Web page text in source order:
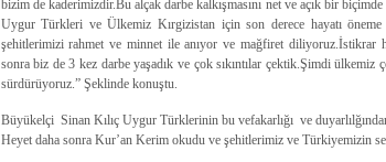
bizim de kaderimizdir.Bu alçak darbe kalkışmasını net ve açık bir
Uygur Türkleri ve Ülkemiz Kırgizistan için son derece hayatı öneme
şehitlerimizi rahmet ve minnet ile anıyor ve mağfiret diliyoruz.İstikrar
sonra biz de 3 kez darbe yaşadık ve çok sıkıntılar çektik.Şimdi ülkemiz
sürdürüyoruz.” Şeklinde konuştu.
Büyükelçi Sinan Kılıç Uygur Türklerinin bu vefakarlığı ve
Heyet daha sonra Kur’an Kerim okudu ve şehitlerimiz ve Türkiyemizin